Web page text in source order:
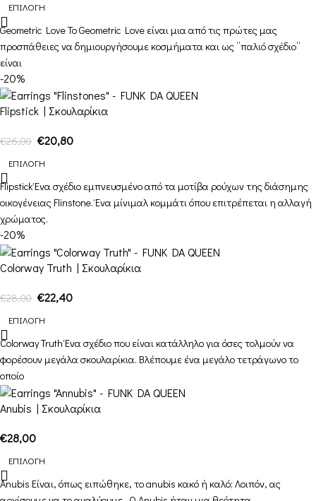
ΕΠΙΛΟΓΉ
Geometric Love Το Geometric Love είναι μια από τις πρώτες μας
προσπάθειες να δημιουργήσουμε κοσμήματα και ως ”παλιό σχέδιο”
είναι
-20%
Flipstick | Σκουλαρίκια
€26,00 €20,80
ΕΠΙΛΟΓΉ
Flipstick Ένα σχέδιο εμπνευσμένο από τα μοτίβα ρούχων της διάσημης
οικογένειας Flinstone. Ένα μίνιμαλ κομμάτι όπου επιτρέπεται η αλλαγή
χρώματος.
-20%
Colorway Truth | Σκουλαρίκια
€28,00 €22,40
ΕΠΙΛΟΓΉ
Colorway Truth Ένα σχέδιο που είναι κατάλληλο για όσες τολμούν να
φορέσουν μεγάλα σκουλαρίκια. Βλέπουμε ένα μεγάλο τετράγωνο το
οποίο
Anubis | Σκουλαρίκια
€28,00
ΕΠΙΛΟΓΉ
Anubis Είναι, όπως ειπώθηκε, το anubis κακό ή καλό; Λοιπόν, ας